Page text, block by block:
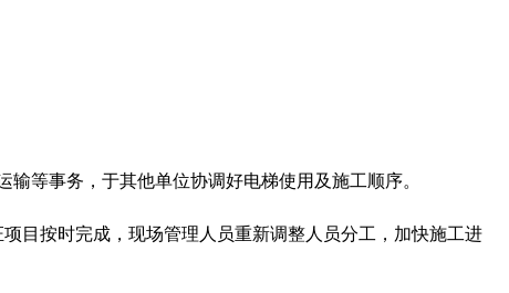
等事务，于其他单位协调好电梯使用及施工顺序。
目按时完成，现场管理人员重新调整人员分工，加快施工进